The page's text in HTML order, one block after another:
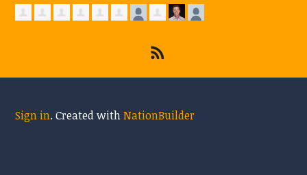
Sign in.Created withNationBuilder